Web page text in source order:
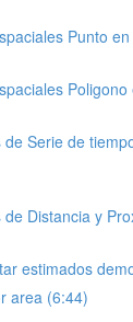
Punto
de Serie de
de Distancia y
estimados
area (6:44)